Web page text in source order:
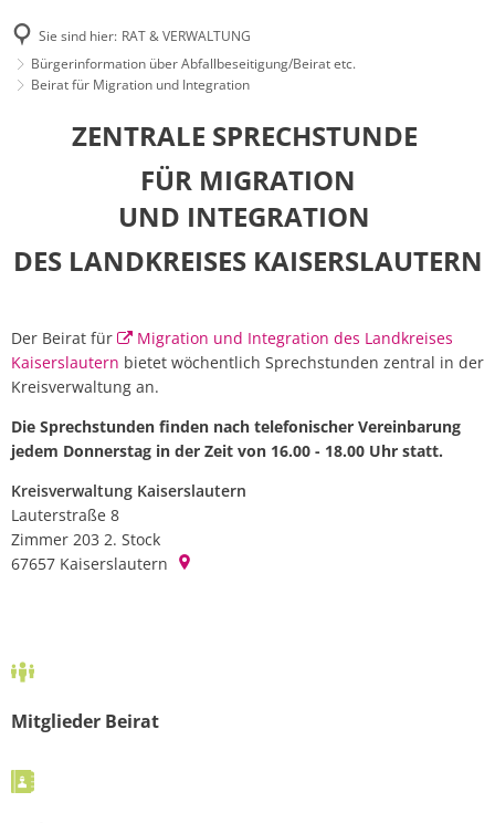
Sie sind hier: RAT & VERWALTUNG
Bürgerinformation über Abfallbeseitigung/Beirat etc.
Beirat für Migration und Integration
ZENTRALE SPRECHSTUNDE
FÜR MIGRATION
UND INTEGRATION
DES LANDKREISES KAISERSLAUTERN
Der Beirat für
Migration und Integration des Landkreises
Kaiserslautern bietet wöchentlich Sprechstunden zentral in der
Kreisverwaltung an.
Die Sprechstunden finden nach telefonischer Vereinbarung
jedem Donnerstag in der Zeit von 16.00 - 18.00 Uhr statt.
Kreisverwaltung Kaiserslautern
Lauterstraße 8
Zimmer 203 2. Stock
67657 Kaiserslautern
Mitglieder Beirat